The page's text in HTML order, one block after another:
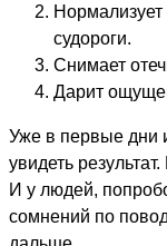
судороги.
Снимает
Дарит
Уже в первые дни
увидеть
И у людей,
сомнений по